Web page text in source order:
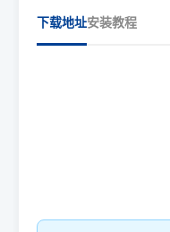
下载地址安装教程